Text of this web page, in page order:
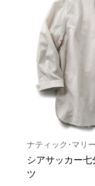
ナティック･マリ
シアサッカー
ツ